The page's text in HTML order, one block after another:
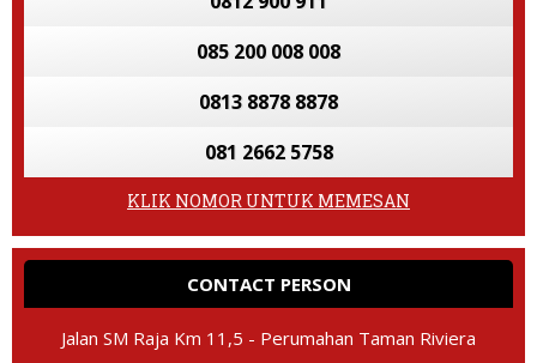
085 200 008 008
0813 8878 8878
081 2662 5758
KLIK NOMOR UNTUK MEMESAN
CONTACT PERSON
Jalan SM Raja Km 11,5 - Perumahan Taman Riviera